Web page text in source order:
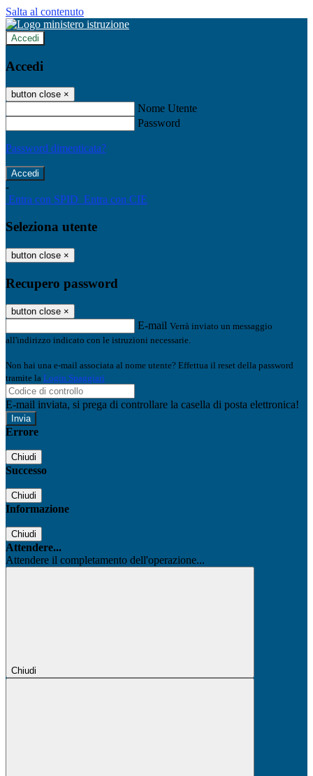
Salta al contenuto
Accedi
Accedi
button close ×
Nome Utente
Password
Password dimenticata?
-
Entra con SPID Entra con CIE
Seleziona utente
button close ×
Recupero password
button close ×
E-mail Verrà inviato un messaggio
all'indirizzo indicato con le istruzioni necessarie.
Non hai una e-mail associata al nome utente? Effettua il reset della password
tramite la Login Spaggiari
E-mail inviata, si prega di controllare la casella di posta elettronica!
Errore
Chiudi
Successo
Chiudi
Informazione
Chiudi
Attendere...
Attendere il completamento dell'operazione...
Chiudi